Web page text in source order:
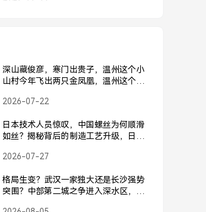
深山藏俊彦，寒门出贵子，温州这个小
山村今年飞出两只金凤凰，温州这个小
2026-07-22
日本技术人员惊叹，中国螺丝为何顺滑
如丝？揭秘背后的制造工艺升级，日本
背后制造工艺升级
2026-07-27
格局生变？武汉一家独大还是长沙强势
突围？中部第二城之争进入深水区，武